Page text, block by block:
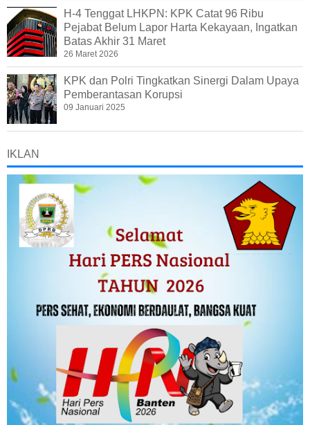
H-4 Tenggat LHKPN: KPK Catat 96 Ribu
Pejabat Belum Lapor Harta Kekayaan, Ingatkan
Batas Akhir 31 Maret
26 Maret 2026
KPK dan Polri Tingkatkan Sinergi Dalam Upaya
Pemberantasan Korupsi
09 Januari 2025
IKLAN